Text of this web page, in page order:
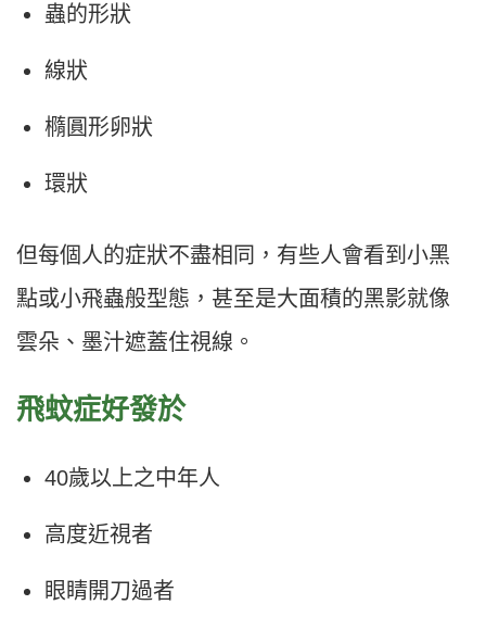
蟲的形狀
線狀
橢圓形卵狀
環狀
但每個人的症狀不盡相同，有些人會看到小黑
點或小飛蟲般型態，甚至是大面積的黑影就像
雲朵、墨汁遮蓋住視線。
飛蚊症好發於
40歲以上之中年人
高度近視者
眼睛開刀過者